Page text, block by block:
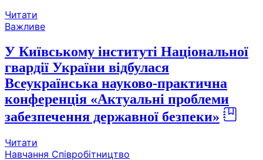
Читати
Важливе
У Київському інституті Національної
гвардії України відбулася
Всеукраїнська науково-практична
конференція «Актуальні проблеми
забезпечення державної безпеки»
Читати
Навчання Співробітництво